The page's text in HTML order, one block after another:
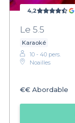
4,2
Le 5.5
Karaoké
10 - 40 pers.
Noailles
€€ Abordable